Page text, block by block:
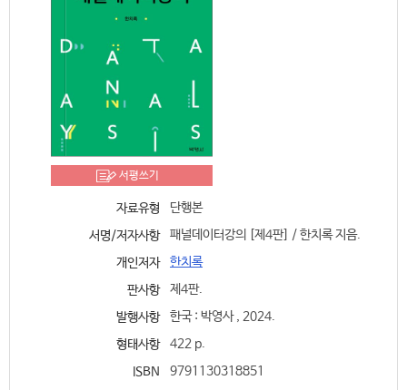
서평쓰기
자료유형
단행본
서명/저자사항
패널데이터강의 [제4판] / 한치록 지음.
개인저자
한치록
판사항
제4판.
발행사항
한국 : 박영사 , 2024.
형태사항
422 p.
ISBN
9791130318851